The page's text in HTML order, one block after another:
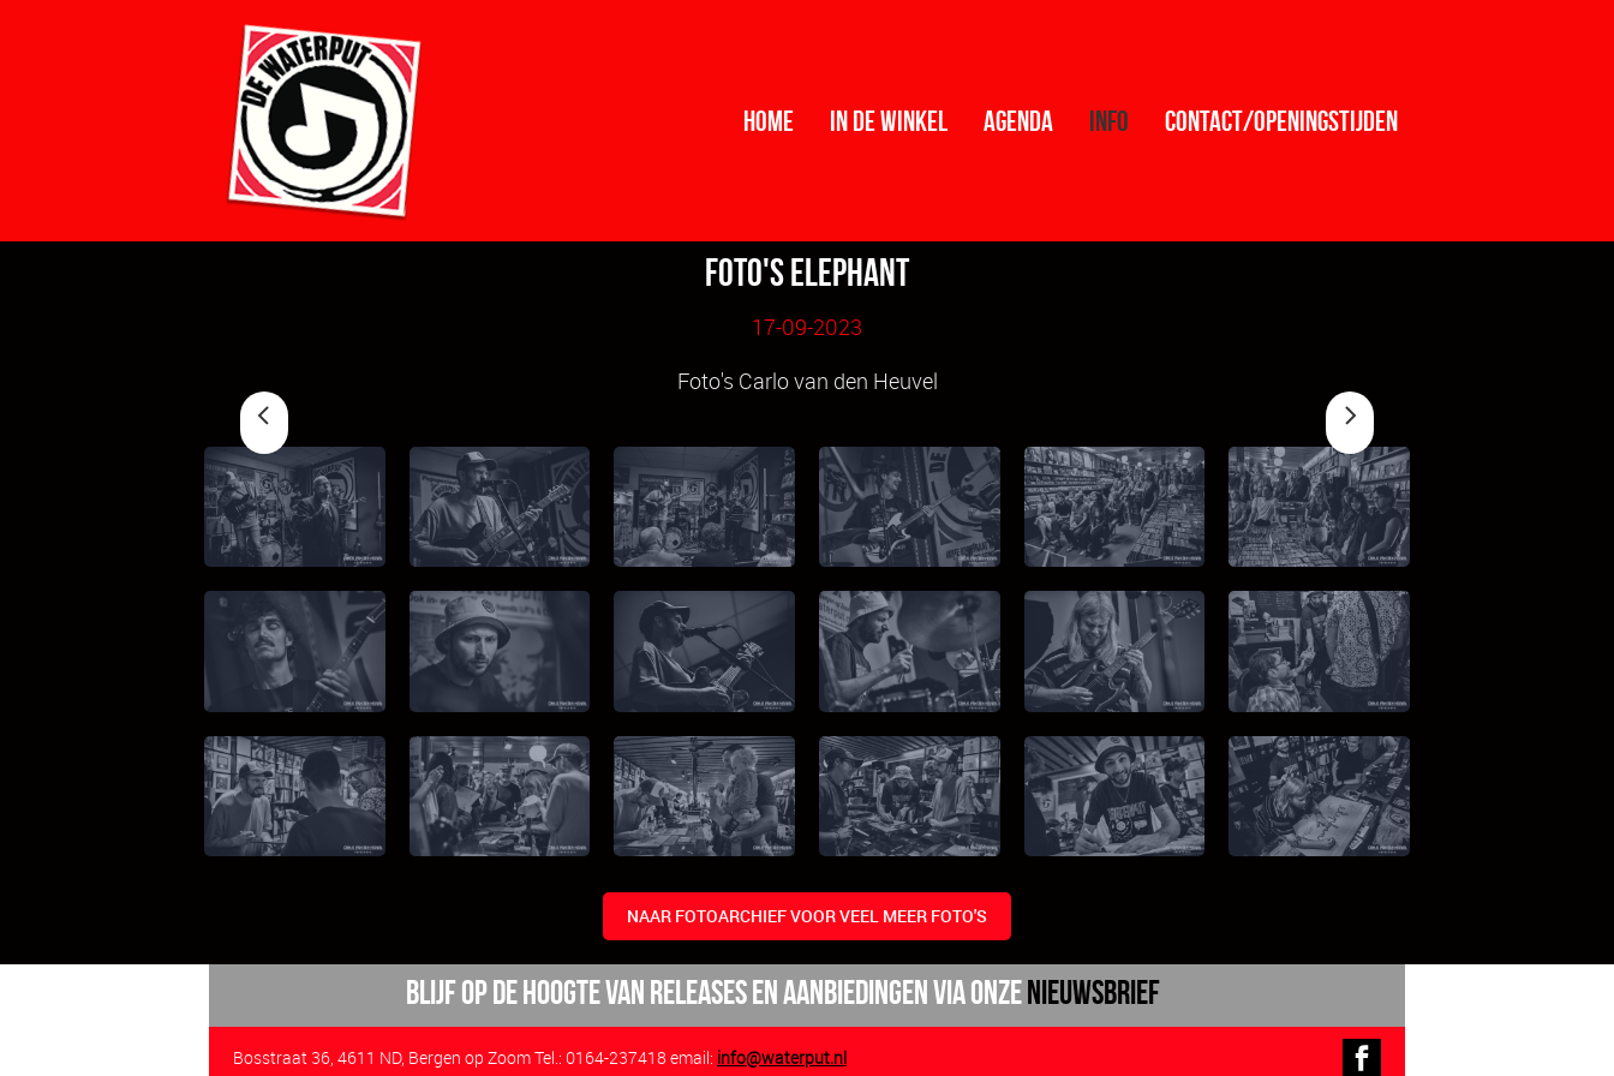
Home In de winkel Agenda info contact/openingstijden
Foto's Elephant
17-09-2023
Foto's Carlo van den Heuvel
NAAR FOTOARCHIEF VOOR VEEL MEER FOTO'S
BLijf op de hoogte van releases en aanbiedingen via onzenieuwsbrief
Bosstraat 36, 4611 ND, Bergen op Zoom Tel.: 0164-237418 email: info@waterput.nl